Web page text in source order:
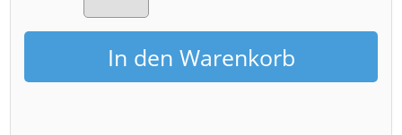
Skyline
Tag
Nacht
Menge
In den Warenkorb